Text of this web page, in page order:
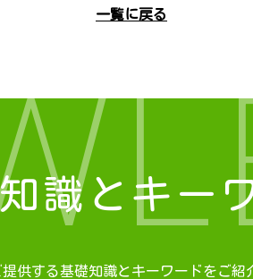
一覧に戻る
識とキー
供する基礎知識とキーワードをご紹